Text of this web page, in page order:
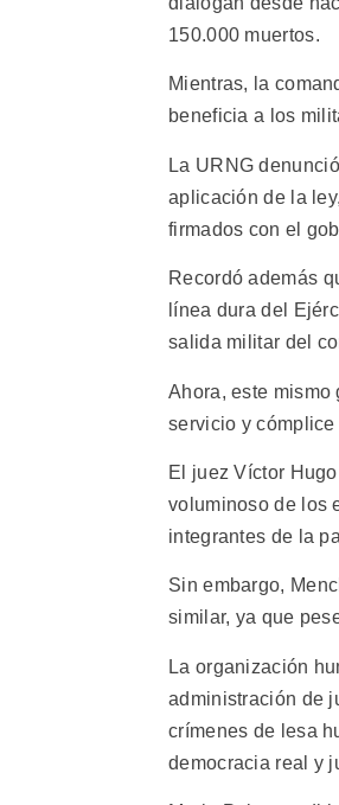
150.000 muertos.
Mientras, la
beneficia a los
La URNG
aplicación de la
firmados con el
Recordó además
línea dura del
salida militar del
Ahora, este mismo
servicio y
El juez Víctor
voluminoso de los
integrantes de la
Sin embargo,
similar, ya que
La organización
administración de
crímenes de lesa
democracia real y